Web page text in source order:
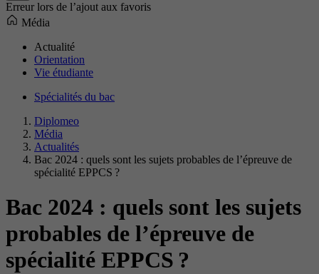
Erreur lors de l’ajout aux favoris
Média
Actualité
Orientation
Vie étudiante
Spécialités du bac
Diplomeo
Média
Actualités
Bac 2024 : quels sont les sujets probables de l’épreuve de
spécialité EPPCS ?
Bac 2024 : quels sont les sujets
probables de l’épreuve de
spécialité EPPCS ?